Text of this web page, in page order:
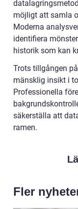
möjligt att samla
Moderna
identifiera
historik som kan
Trots tillgången
mänsklig insikt i
Professionella
säkerställa att
ramen.
Fler